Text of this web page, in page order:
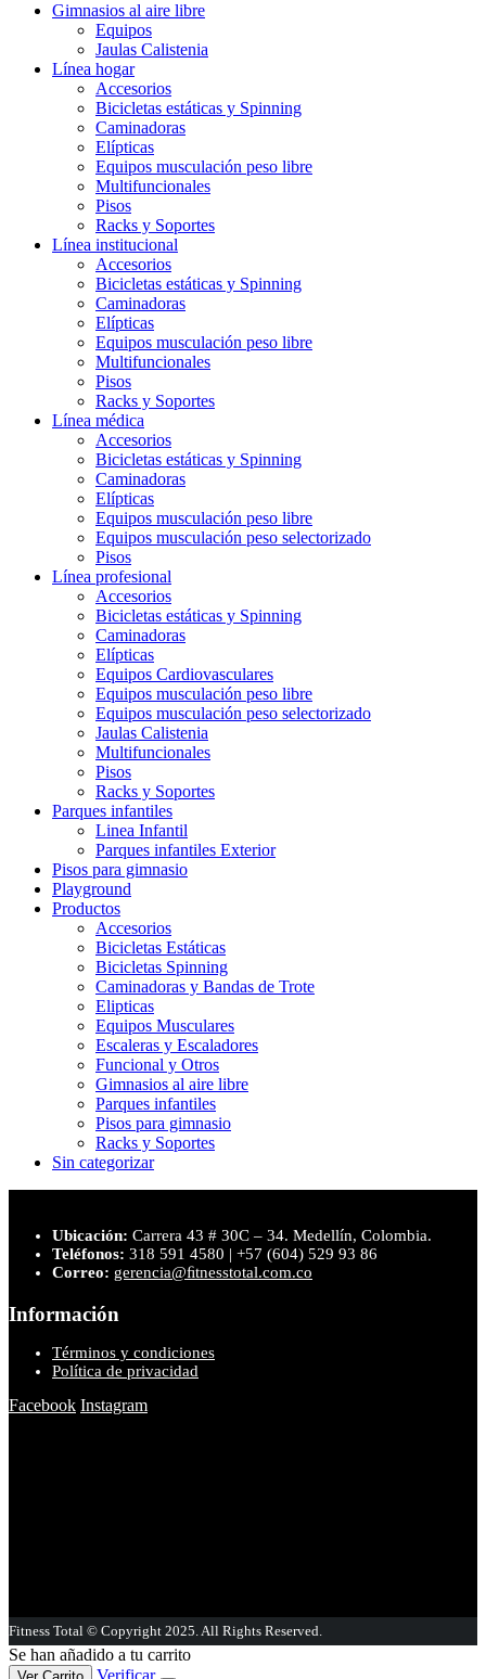
Gimnasios al aire libre
Equipos
Jaulas Calistenia
Línea hogar
Accesorios
Bicicletas estáticas y Spinning
Caminadoras
Elípticas
Equipos musculación peso libre
Multifuncionales
Pisos
Racks y Soportes
Línea institucional
Accesorios
Bicicletas estáticas y Spinning
Caminadoras
Elípticas
Equipos musculación peso libre
Multifuncionales
Pisos
Racks y Soportes
Línea médica
Accesorios
Bicicletas estáticas y Spinning
Caminadoras
Elípticas
Equipos musculación peso libre
Equipos musculación peso selectorizado
Pisos
Línea profesional
Accesorios
Bicicletas estáticas y Spinning
Caminadoras
Elípticas
Equipos Cardiovasculares
Equipos musculación peso libre
Equipos musculación peso selectorizado
Jaulas Calistenia
Multifuncionales
Pisos
Racks y Soportes
Parques infantiles
Linea Infantil
Parques infantiles Exterior
Pisos para gimnasio
Playground
Productos
Accesorios
Bicicletas Estáticas
Bicicletas Spinning
Caminadoras y Bandas de Trote
Elipticas
Equipos Musculares
Escaleras y Escaladores
Funcional y Otros
Gimnasios al aire libre
Parques infantiles
Pisos para gimnasio
Racks y Soportes
Sin categorizar
Ubicación: Carrera 43 # 30C – 34. Medellín, Colombia.
Teléfonos: 318 591 4580 | +57 (604) 529 93 86
Correo: gerencia@ﬁtnesstotal.com.co
Información
Términos y condiciones
Política de privacidad
Facebook Instagram
Fitness Total © Copyright 2025. All Rights Reserved.
Se han añadido a tu carrito